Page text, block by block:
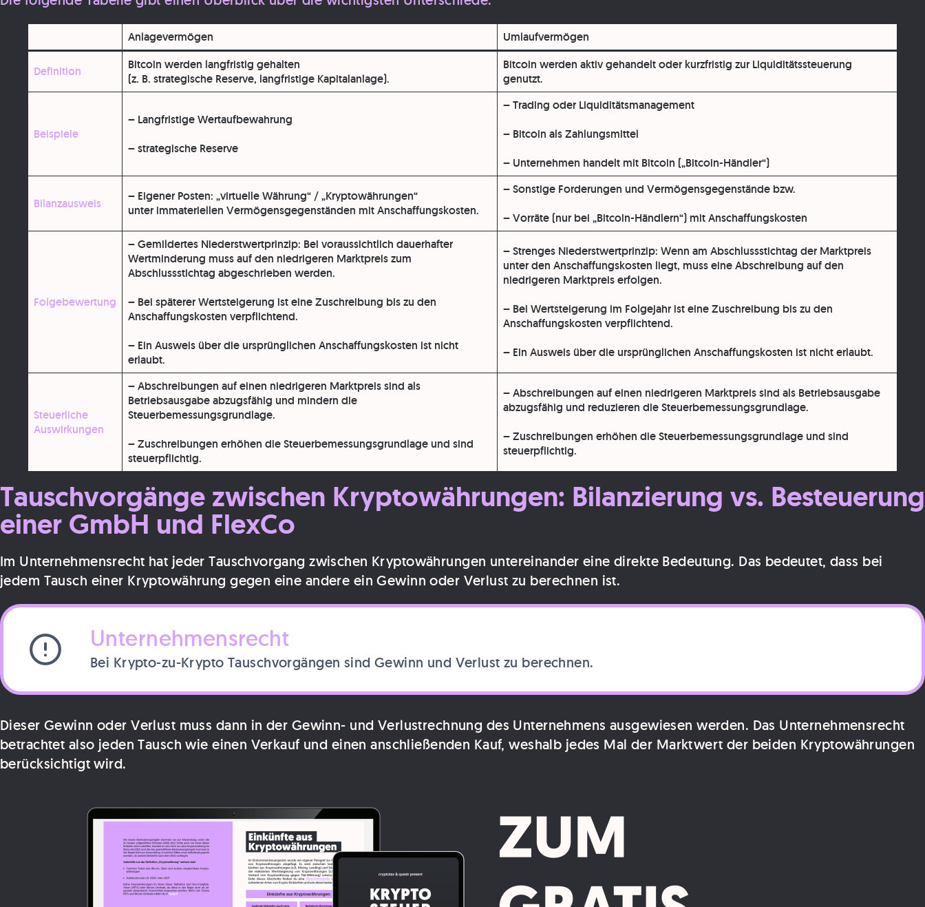
Anlagevermögen Umlaufvermögen
Definition
Bitcoin werden langfristig gehalten
(z. B. strategische Reserve, langfristige Kapitalanlage).
Bitcoin werden aktiv gehandelt oder kurzfristig zur Liquiditätssteuerung
genutzt.
Beispiele
– Langfristige Wertaufbewahrung
– strategische Reserve
– Trading oder Liquiditätsmanagement
– Bitcoin als Zahlungsmittel
– Unternehmen handelt mit Bitcoin („Bitcoin-Händler“)
Bilanzausweis
– Eigener Posten: „virtuelle Währung“ / „Kryptowährungen“
unter immateriellen Vermögensgegenständen mit Anschaffungskosten.
–Sonstige Forderungen und Vermögensgegenstände bzw.
–Vorräte (nur bei „Bitcoin-Händlern“) mit Anschaffungskosten
Folgebewertung
–Gemildertes Niederstwertprinzip: Bei voraussichtlich dauerhafter
Wertminderung muss auf den niedrigeren Marktpreis zum
Abschlussstichtag abgeschrieben werden.
– Bei späterer Wertsteigerung ist eine Zuschreibung bis zu den
Anschaffungskosten verpflichtend.
– Ein Ausweis über die ursprünglichen Anschaffungskosten ist nicht
erlaubt.
–Strenges Niederstwertprinzip: Wenn am Abschlussstichtag der Marktpreis
unter den Anschaffungskosten liegt, muss eine Abschreibung auf den
niedrigeren Marktpreis erfolgen.
– Bei Wertsteigerung im Folgejahr ist eine Zuschreibung bis zu den
Anschaffungskosten verpflichtend.
– Ein Ausweis über die ursprünglichen Anschaffungskosten ist nicht erlaubt.
Steuerliche
Auswirkungen
–Abschreibungen auf einen niedrigeren Marktpreis sind als
Betriebsausgabe abzugsfähig und mindern die
Steuerbemessungsgrundlage.
–Zuschreibungen erhöhen die Steuerbemessungsgrundlage und sind
steuerpflichtig.
–Abschreibungen auf einen niedrigeren Marktpreis sind als Betriebsausgabe
abzugsfähig und reduzieren die Steuerbemessungsgrundlage.
–Zuschreibungen erhöhen die Steuerbemessungsgrundlage und sind
steuerpflichtig.
Tauschvorgänge zwischen Kryptowährungen: Bilanzierung vs. Besteuerung
einer GmbH und FlexCo
Im Unternehmensrecht hat jeder Tauschvorgang zwischen Kryptowährungen untereinander eine direkte Bedeutung. Das bedeutet, dass bei
jedem Tausch einer Kryptowährung gegen eine andere ein Gewinn oder Verlust zu berechnen ist.
Unternehmensrecht
Bei Krypto-zu-Krypto Tauschvorgängen sind Gewinn und Verlust zu berechnen.
Dieser Gewinn oder Verlust muss dann in der Gewinn- und Verlustrechnung des Unternehmens ausgewiesen werden. Das Unternehmensrecht
betrachtet also jeden Tausch wie einen Verkauf und einen anschließenden Kauf, weshalb jedes Mal der Marktwert der beiden Kryptowährungen
berücksichtigt wird.